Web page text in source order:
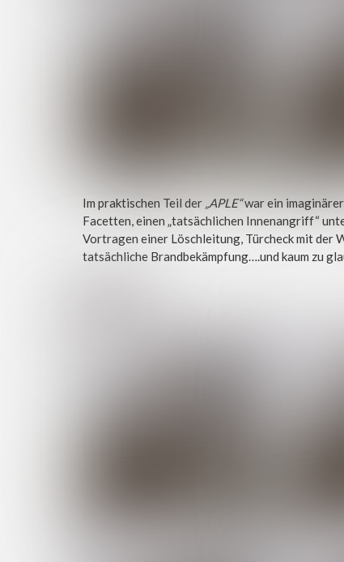
Im praktischen Teil der „APLE“war ein
Facetten, einen „tatsächlichen Innenangriff“
Vortragen einer Löschleitung, Türcheck mit der
tatsächliche Brandbekämpfung….und kaum zu